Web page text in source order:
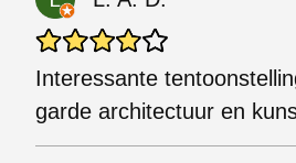
Interessante
garde architectuur en